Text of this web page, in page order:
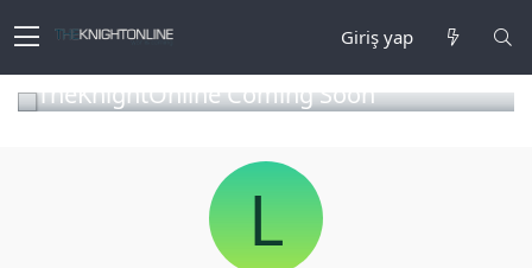
Giriş yap
TheKnightOnline Coming Soon
L